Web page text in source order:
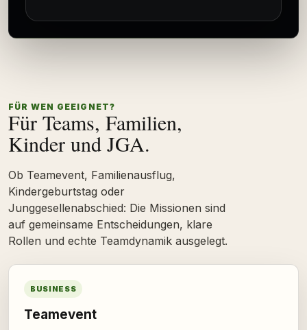
FÜR WEN GEEIGNET?
Für Teams, Familien,
Kinder und JGA.
Ob Teamevent, Familienausflug,
Kindergeburtstag oder
Junggesellenabschied: Die Missionen sind
auf gemeinsame Entscheidungen, klare
Rollen und echte Teamdynamik ausgelegt.
BUSINESS
Teamevent